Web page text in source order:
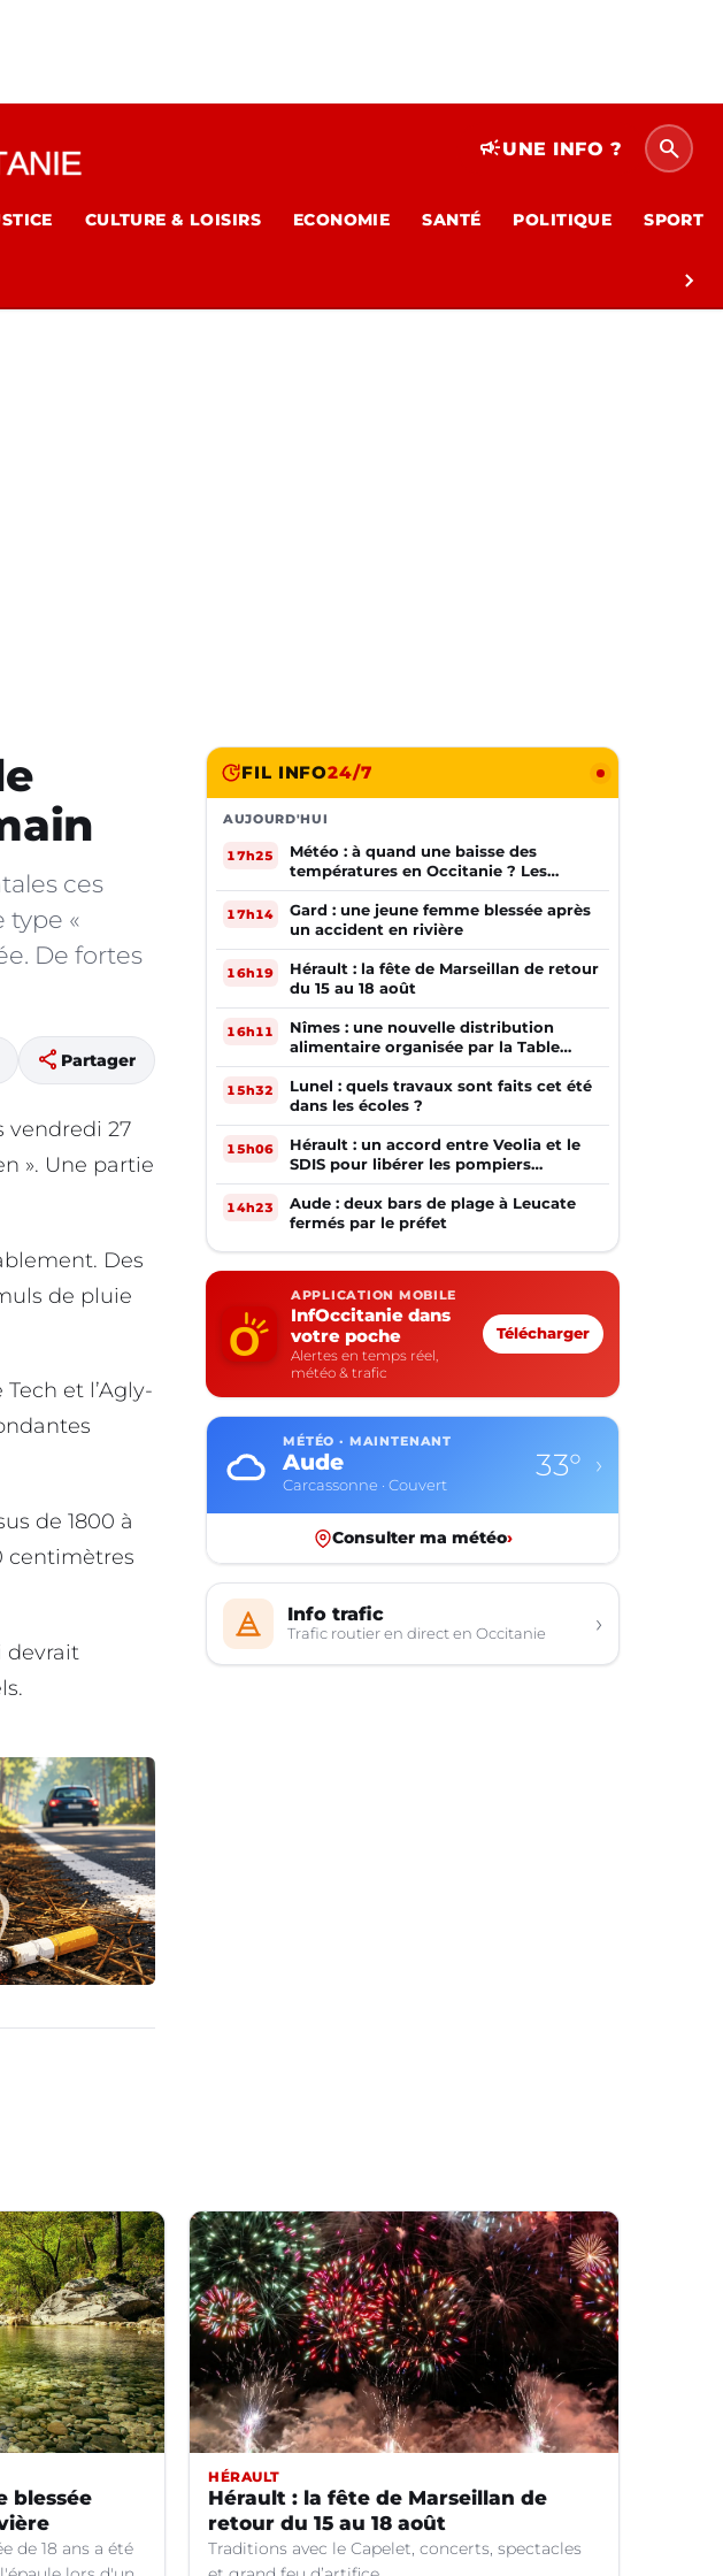
campaignUNE INFO ? search
CULTURE & LOISIRS ECONOMIE SANTÉ POLITIQUE SPORT
chevron_right
ces
type «
De fortes
share Partager
vendredi 27
». Une partie
Des
de pluie
et l’Agly-
de 1800 à
centimètres
devrait
FIL INFO24/7
AUJOURD'HUI
17h25
Météo : à quand une baisse des
températures en Occitanie ? Les
prévisions
17h14
Gard : une jeune femme blessée après
un accident en rivière
16h19
Hérault : la fête de Marseillan de retour
du 15 au 18 août
16h11
Nîmes : une nouvelle distribution
alimentaire organisée par la Table
Ouverte
15h32
Lunel : quels travaux sont faits cet été
dans les écoles ?
15h06
Hérault : un accord entre Veolia et le
SDIS pour libérer les pompiers
volontaires
14h23
Aude : deux bars de plage à Leucate
fermés par le préfet
APPLICATION MOBILE
InfOccitanie dans
votre poche
Alertes en temps réel,
météo & trafic
Télécharger
MÉTÉO · MAINTENANT
Aveyron
Rodez · Ciel dégagé
28° ›
Consulter ma météo›
Info trafic
Trafic routier en direct en Occitanie ›
blessée
de 18 ans a été
HÉRAULT
Hérault : la fête de Marseillan de
retour du 15 au 18 août
Traditions avec le Capelet, concerts, spectacles